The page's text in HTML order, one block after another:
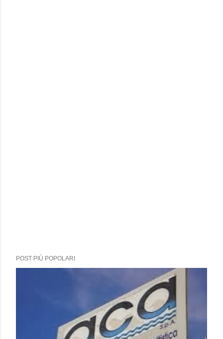
POST PIÙ POPOLARI